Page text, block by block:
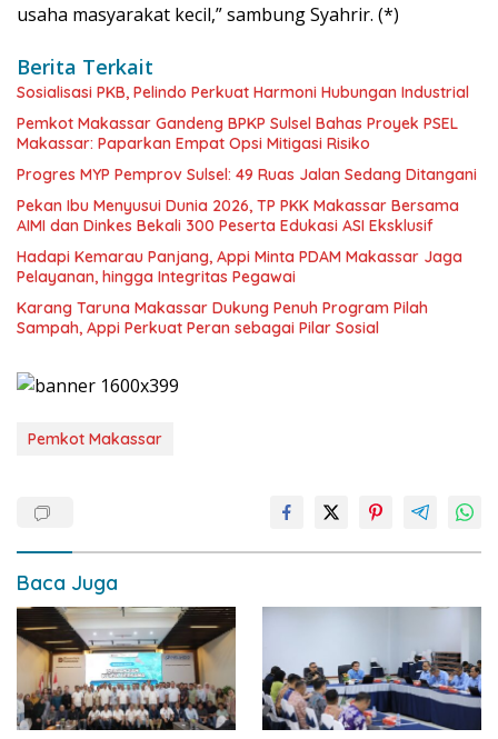
usaha masyarakat kecil,” sambung Syahrir. (*)
Berita Terkait
Sosialisasi PKB, Pelindo Perkuat Harmoni Hubungan Industrial
Pemkot Makassar Gandeng BPKP Sulsel Bahas Proyek PSEL
Makassar: Paparkan Empat Opsi Mitigasi Risiko
Progres MYP Pemprov Sulsel: 49 Ruas Jalan Sedang Ditangani
Pekan Ibu Menyusui Dunia 2026, TP PKK Makassar Bersama
AIMI dan Dinkes Bekali 300 Peserta Edukasi ASI Eksklusif
Hadapi Kemarau Panjang, Appi Minta PDAM Makassar Jaga
Pelayanan, hingga Integritas Pegawai
Karang Taruna Makassar Dukung Penuh Program Pilah
Sampah, Appi Perkuat Peran sebagai Pilar Sosial
Pemkot Makassar
Baca Juga